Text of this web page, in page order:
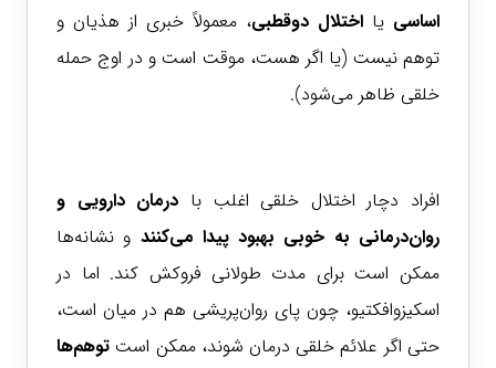
اساسی یااختلال دوقطبی، معمولاً خبری از هذیان و
توهم نیست (یا اگر هست، موقت است و در اوج حمله
خلقی ظاهر می‌شود).
افراد دچار اختلال خلقی اغلب با درمان دارویی و
روان‌درمانی به خوبی بهبود پیدا می‌کنند و نشانه‌ها
ممکن است برای مدت طولانی فروکش کند. اما در
اسکیزوافکتیو، چون پای روان‌پریشی هم در میان است،
حتی اگر علائم خلقی درمان شوند، ممکن است توهم‌ها